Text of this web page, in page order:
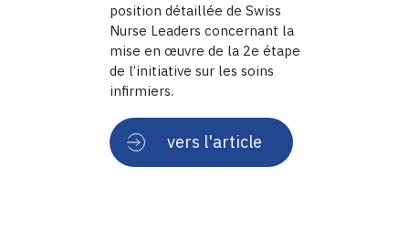
position détaillée de Swiss
Nurse Leaders concernant la
mise en œuvre de la 2e étape
de l’initiative sur les soins
infirmiers.
vers l'article